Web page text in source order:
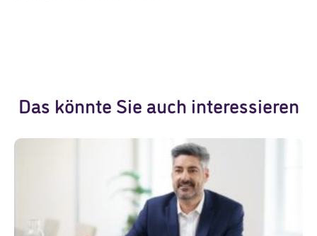
Das könnte Sie auch interessieren